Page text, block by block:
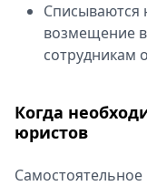
Списываются
возмещение
сотрудникам
Когда
юристов